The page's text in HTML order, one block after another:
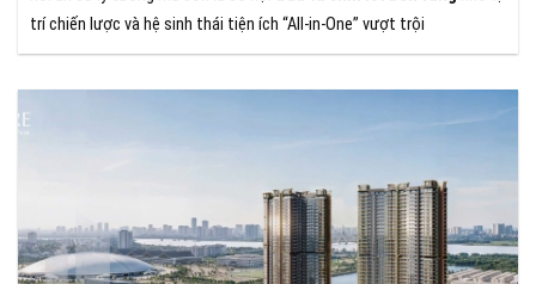
trí chiến lược và hệ sinh thái tiện ích “All-in-One” vượt trội